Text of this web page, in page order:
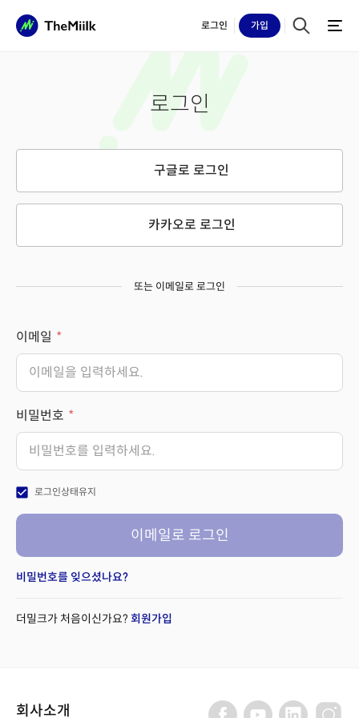
로그인 가입
로그인
구글로 로그인
카카오로 로그인
또는 이메일로 로그인
이메일
비밀번호
check_box 로그인상태유지
이메일로 로그인
비밀번호를 잊으셨나요?
더밀크가 처음이신가요? 회원가입
회사소개